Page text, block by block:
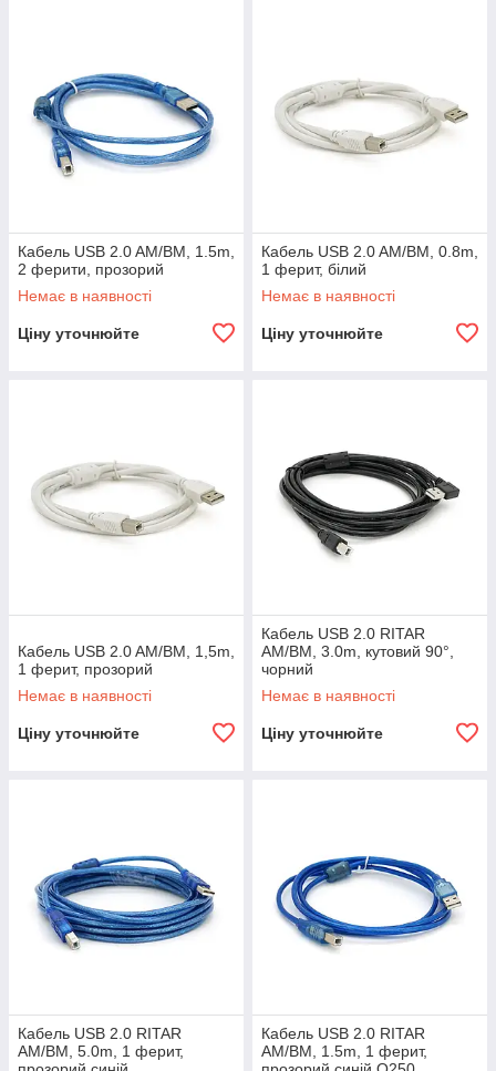
Кабель USB 2.0 AM/BM, 1.5m,
2 ферити, прозорий
Немає в наявності
Ціну уточнюйте
Кабель USB 2.0 AM/BM, 0.8m,
1 ферит, білий
Немає в наявності
Ціну уточнюйте
Кабель USB 2.0 AM/BM, 1,5m,
1 ферит, прозорий
Немає в наявності
Ціну уточнюйте
Кабель USB 2.0 RITAR
AM/BM, 3.0m, кутовий 90°,
чорний
Немає в наявності
Ціну уточнюйте
Кабель USB 2.0 RITAR
AM/BM, 5.0m, 1 ферит,
Кабель USB 2.0 RITAR
AM/BM, 1.5m, 1 ферит,